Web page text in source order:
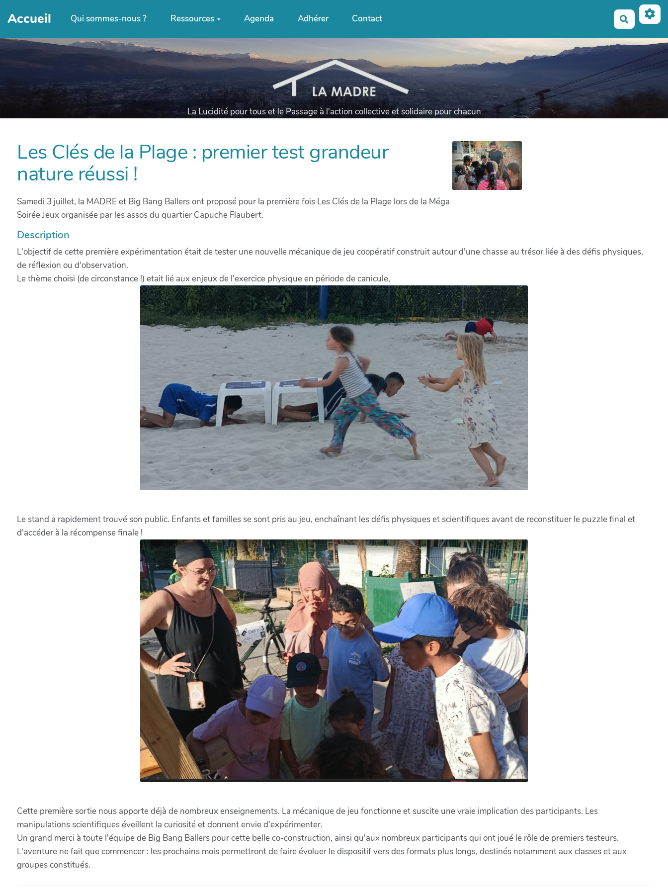
Accueil Qui sommes-nous ? Ressources Agenda Adhérer Contact
La Lucidité pour tous et le Passage à l'action collective et solidaire pour chacun
Les Clés de la Plage : premier test grandeur
nature réussi !
Samedi 3 juillet, la MADRE et Big Bang Ballers ont proposé pour la première fois Les Clés de la Plage lors de la Méga
Soirée Jeux organisée par les assos du quartier Capuche Flaubert.
Description
L'objectif de cette première expérimentation était de tester une nouvelle mécanique de jeu coopératif construit autour d'une chasse au trésor liée à des défis physiques,
de réflexion ou d'observation.
Le thème choisi (de circonstance !) etait lié aux enjeux de l'exercice physique en période de canicule,
Le stand a rapidement trouvé son public. Enfants et familles se sont pris au jeu, enchaînant les défis physiques et scientifiques avant de reconstituer le puzzle final et
d'accéder à la récompense finale !
Cette première sortie nous apporte déjà de nombreux enseignements. La mécanique de jeu fonctionne et suscite une vraie implication des participants. Les
manipulations scientifiques éveillent la curiosité et donnent envie d'expérimenter.
Un grand merci à toute l'équipe de Big Bang Ballers pour cette belle co-construction, ainsi qu'aux nombreux participants qui ont joué le rôle de premiers testeurs.
L'aventure ne fait que commencer : les prochains mois permettront de faire évoluer le dispositif vers des formats plus longs, destinés notamment aux classes et aux
groupes constitués.